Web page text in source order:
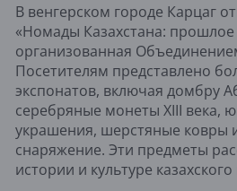
В венгерском городе Карцаг
«Номады Казахстана:
организованная
Посетителям представлено
экспонатов, включая домбру
серебряные монеты XIII века,
украшения, шерстяные ковры
снаряжение. Эти предметы
истории и культуре